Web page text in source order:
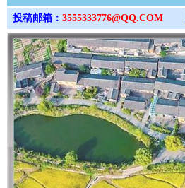
投稿邮箱： 3555333776@QQ.COM